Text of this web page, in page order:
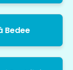
Bedee